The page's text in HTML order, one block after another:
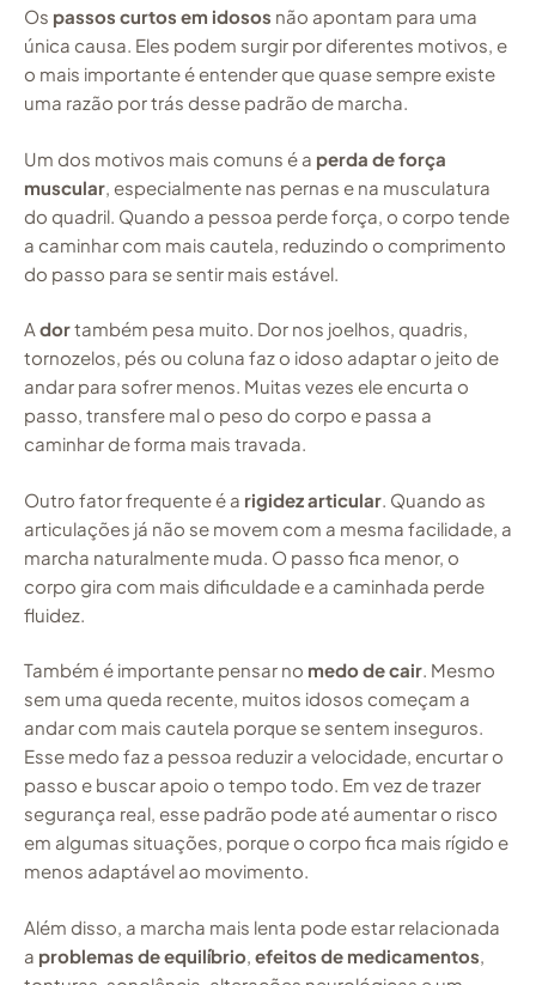
Os passos curtos em idosos não apontam para uma
única causa. Eles podem surgir por diferentes motivos, e
o mais importante é entender que quase sempre existe
uma razão por trás desse padrão de marcha.
Um dos motivos mais comuns é a perda de força
muscular , especialmente nas pernas e na musculatura
do quadril. Quando a pessoa perde força, o corpo tende
a caminhar com mais cautela, reduzindo o comprimento
do passo para se sentir mais estável.
A dortambém pesa muito. Dor nos joelhos, quadris,
tornozelos, pés ou coluna faz o idoso adaptar o jeito de
andar para sofrer menos. Muitas vezes ele encurta o
passo, transfere mal o peso do corpo e passa a
caminhar de forma mais travada.
Outro fator frequente é a rigidez articular . Quando as
articulações já não se movem com a mesma facilidade, a
marcha naturalmente muda. O passo fica menor, o
corpo gira com mais dificuldade e a caminhada perde
fluidez.
Também é importante pensar no medo de cair. Mesmo
sem uma queda recente, muitos idosos começam a
andar com mais cautela porque se sentem inseguros.
Esse medo faz a pessoa reduzir a velocidade, encurtar o
passo e buscar apoio o tempo todo. Em vez de trazer
segurança real, esse padrão pode até aumentar o risco
em algumas situações, porque o corpo fica mais rígido e
menos adaptável ao movimento.
Além disso, a marcha mais lenta pode estar relacionada
a problemas de equilíbrio efeitos de medicamentos